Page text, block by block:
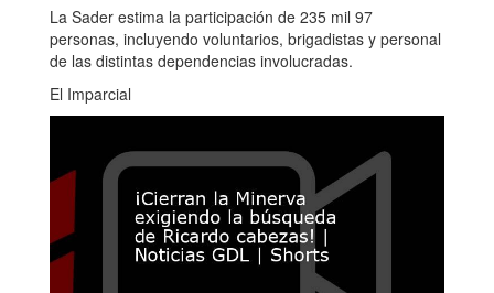
La Sader estima la participación de 235 mil 97
personas, incluyendo voluntarios, brigadistas y personal
de las distintas dependencias involucradas.
El Imparcial